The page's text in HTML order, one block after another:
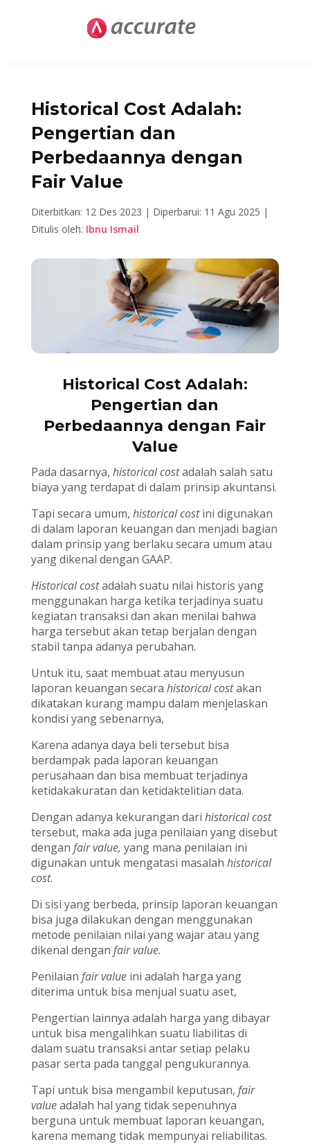
Historical Cost Adalah:
Pengertian dan
Perbedaannya dengan
Fair Value
Diterbitkan: 12 Des 2023 | Diperbarui: 11 Agu 2025 |
Ditulis oleh: Ibnu Ismail
Historical Cost Adalah:
Pengertian dan
Perbedaannya dengan Fair
Value
Pada dasarnya, historical costadalah salah satu
biaya yang terdapat di dalam prinsip akuntansi.
Tapi secara umum, historical costini digunakan
di dalam laporan keuangan dan menjadi bagian
dalam prinsip yang berlaku secara umum atau
yang dikenal dengan GAAP.
Historical costadalah suatu nilai historis yang
menggunakan harga ketika terjadinya suatu
kegiatan transaksi dan akan menilai bahwa
harga tersebut akan tetap berjalan dengan
stabil tanpa adanya perubahan.
Untuk itu, saat membuat atau menyusun
laporan keuangan secara historical costakan
dikatakan kurang mampu dalam menjelaskan
kondisi yang sebenarnya,
Karena adanya daya beli tersebut bisa
berdampak pada laporan keuangan
perusahaan dan bisa membuat terjadinya
ketidakakuratan dan ketidaktelitian data.
Dengan adanya kekurangan dari historical cost
tersebut, maka ada juga penilaian yang disebut
dengan fair value, yang mana penilaian ini
digunakan untuk mengatasi masalah historical
cost.
Di sisi yang berbeda, prinsip laporan keuangan
bisa juga dilakukan dengan menggunakan
metode penilaian nilai yang wajar atau yang
dikenal dengan fair value.
Penilaian fair valueini adalah harga yang
diterima untuk bisa menjual suatu aset,
Pengertian lainnya adalah harga yang dibayar
untuk bisa mengalihkan suatu liabilitas di
dalam suatu transaksi antar setiap pelaku
pasar serta pada tanggal pengukurannya.
Tapi untuk bisa mengambil keputusan, fair
valueadalah hal yang tidak sepenuhnya
berguna untuk membuat laporan keuangan,
karena memang tidak mempunyai reliabilitas.